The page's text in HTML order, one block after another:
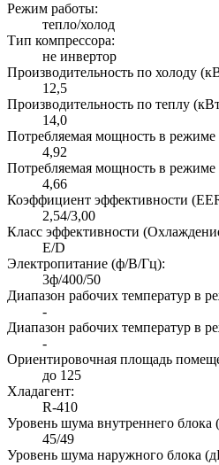
Режим работы:
тепло/холод
Тип компрессора:
не инвертор
Производительность по холоду
12,5
Производительность по теплу
14,0
Потребляемая мощность в
4,92
Потребляемая мощность в режиме
4,66
Коэффициент эффективности
2,54/3,00
Класс эффективности
E/D
Электропитание (ф/В/Гц):
3ф/400/50
Диапазон рабочих температур в
-
Диапазон рабочих температур в
-
Ориентировочная площадь
до 125
Хладагент:
R-410
Уровень шума внутреннего блока
45/49
Уровень шума наружного блока